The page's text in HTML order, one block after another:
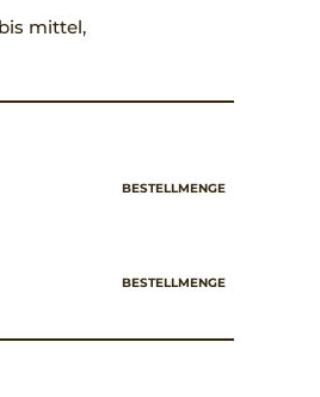
mittel,
BESTELLMENGE
BESTELLMENGE